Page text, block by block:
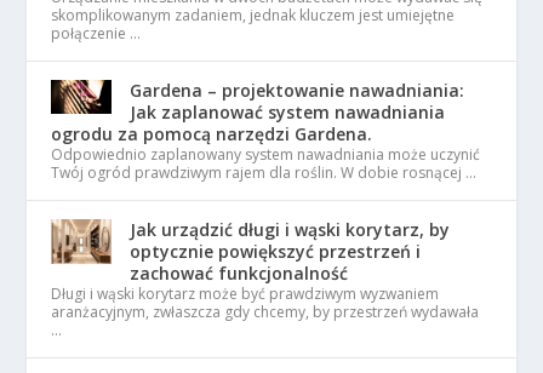
skomplikowanym zadaniem, jednak kluczem jest umiejętne
połączenie …
Gardena – projektowanie nawadniania:
Jak zaplanować system nawadniania
ogrodu za pomocą narzędzi Gardena.
Odpowiednio zaplanowany system nawadniania może uczynić
Twój ogród prawdziwym rajem dla roślin. W dobie rosnącej …
Jak urządzić długi i wąski korytarz, by
optycznie powiększyć przestrzeń i
zachować funkcjonalność
Długi i wąski korytarz może być prawdziwym wyzwaniem
aranżacyjnym, zwłaszcza gdy chcemy, by przestrzeń wydawała
…